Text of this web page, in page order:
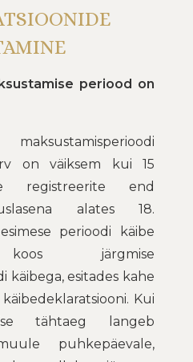
periood on
on väiksem kui 15
end
alates 18.
perioodi käibe
koos järgmise
käibega, esitades kahe
Kui
tähtaeg langeb
puhkepäevale,